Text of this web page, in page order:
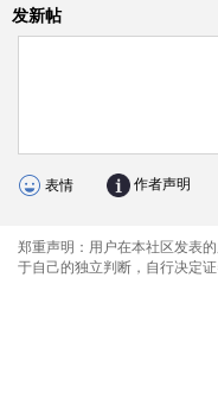
发新帖
表情 作者声明
郑重声明：用户在本社区发表
于自己的独立判断，自行决定